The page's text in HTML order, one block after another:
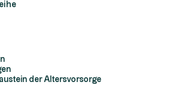
der Altersvorsorge